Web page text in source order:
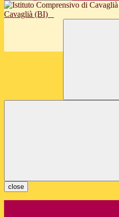
Cavaglià (BI)
close